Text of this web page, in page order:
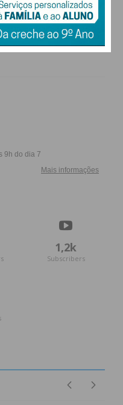
EM PAÇOS DE
1,2k
Subscribers